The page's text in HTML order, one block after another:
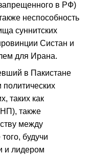
в РФ)
неспособность
суннитских
Систан и
для Ирана.
в Пакистане
таких как
также
между
будучи
и лидером